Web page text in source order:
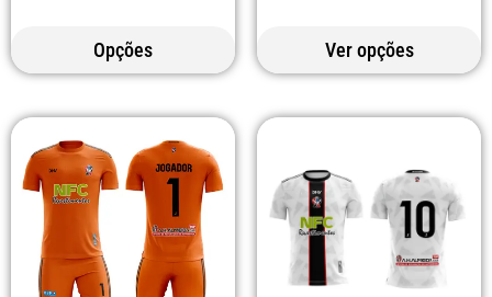
Opções Ver opções